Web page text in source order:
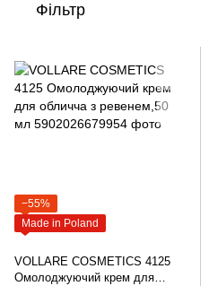
Фільтр
−55%
Made in Poland
VOLLARE COSMETICS 4125
Омолоджуючий крем для